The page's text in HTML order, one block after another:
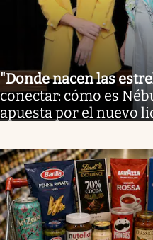
"Donde nacen las
conectar: cómo es
apuesta por el nuevo